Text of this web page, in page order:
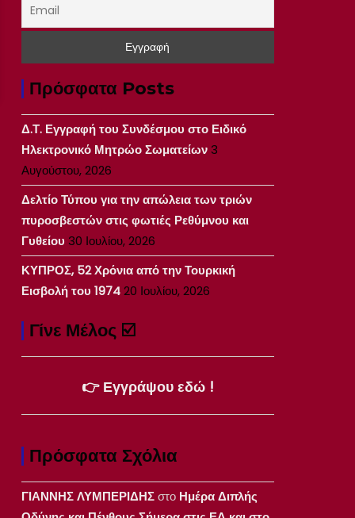
Πρόσφατα Posts
Δ.Τ. Εγγραφή του Συνδέσμου στο Ειδικό
Ηλεκτρονικό Μητρώο Σωματείων3
Αυγούστου, 2026
Δελτίο Τύπου για την απώλεια των τριών
πυροσβεστών στις φωτιές Ρεθύμνου και
Γυθείου 30 Ιουλίου, 2026
ΚΥΠΡΟΣ, 52 Χρόνια από την Τουρκική
Εισβολή του 197420 Ιουλίου, 2026
Γίνε Μέλος ☑️
👉 Εγγράψου εδώ !
Πρόσφατα Σχόλια
ΓΙΑΝΝΗΣ ΛΥΜΠΕΡΙΔΗΣστο Ημέρα Διπλής